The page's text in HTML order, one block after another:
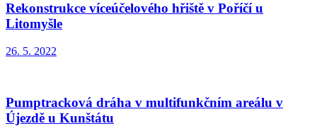
Rekonstrukce víceúčelového hřiště v Poříčí u
Litomyšle
26. 5. 2022
Pumptracková dráha v multifunkčním areálu v
Újezdě u Kunštátu